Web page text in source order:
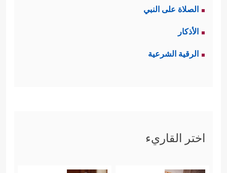
الصلاة على النبي
الأذكار
الرقية الشرعية
اختر القاريء